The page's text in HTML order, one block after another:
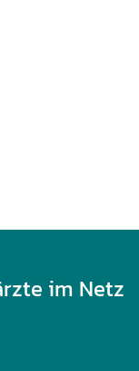
im Netz